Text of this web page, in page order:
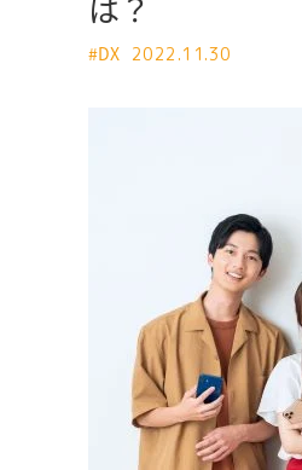
#DX 2022.11.30